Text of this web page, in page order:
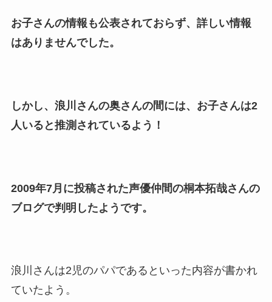
子供も調査！
竹田恒泰の奥さんの顔写真が
顔画像！元嫁との離婚理由や
息子も調査！
情報や離婚の噂も調査！
大川橋蔵の奥さん・真理子は
高木豊の妻は宮内千早！再婚
お子さんの情報も公表されておらず、詳しい情報
はありませんでした。
しかし、浪川さんの奥さんの間には、お子さんは2
人いると推測されているよう！
2009年7月に投稿された声優仲間の桐本拓哉さんの
ブログで判明したようです。
浪川さんは2児のパパであるといった内容が書かれ
ていたよう。